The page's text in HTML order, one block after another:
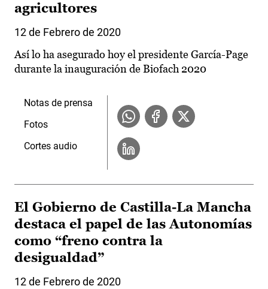
agricultores
12 de Febrero de 2020
Así lo ha asegurado hoy el presidente García-Page
durante la inauguración de Biofach 2020
Notas de prensa
Fotos
Cortes audio
El Gobierno de Castilla-La Mancha
destaca el papel de las Autonomías
como “freno contra la
desigualdad”
12 de Febrero de 2020